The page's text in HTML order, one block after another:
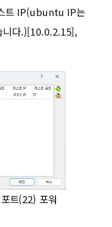
트 IP(ubuntu IP는
니다.)[10.0.2.15],
트(22) 포워